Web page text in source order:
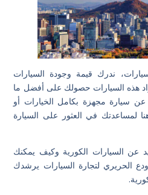
ندرك قيمة وجودة السيارات
هذه السيارات حصولك على أفضل ما
سيارة مجهزة بكامل الخيارات أو
لمساعدتك في العثور على السيارة
عن السيارات الكورية وكيف يمكنك
الحريري لتجارة السيارات يرشدك